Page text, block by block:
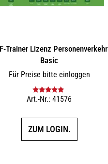
Trainer Lizenz Personenverkehr
Basic
Für Preise bitte einloggen
Bewertet mit
Art.-Nr.: 41576
ZUM LOGIN.